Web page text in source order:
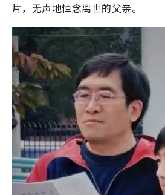
片，无声地悼念离世的父亲。